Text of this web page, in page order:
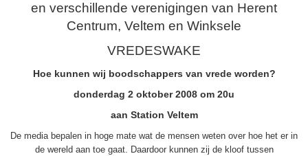
en verschillende verenigingen van Herent
Centrum, Veltem en Winksele
VREDESWAKE
Hoe kunnen wij boodschappers van vrede worden?
donderdag 2 oktober 2008 om 20u
aan Station Veltem
De media bepalen in hoge mate wat de mensen weten over hoe het er in
de wereld aan toe gaat. Daardoor kunnen zij de kloof tussen